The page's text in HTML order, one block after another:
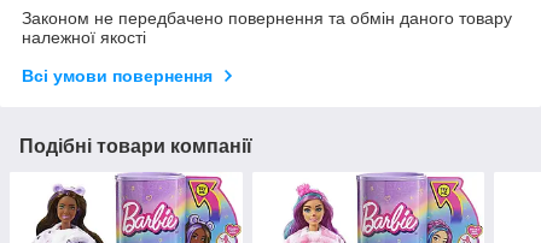
Законом не передбачено повернення та обмін даного товару
належної якості
Всі умови повернення
Подібні товари компанії